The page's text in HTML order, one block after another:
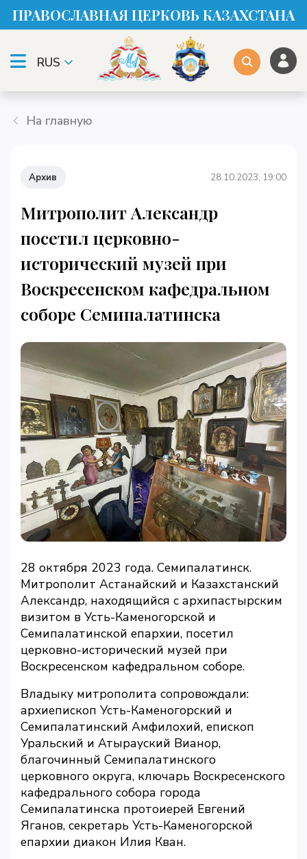
ПРАВОСЛАВНАЯ ЦЕРКОВЬ КАЗАХСТАНА
RUS
На главную
Архив 28.10.2023, 19:00
Митрополит Александр
посетил церковно-
исторический музей при
Воскресенском кафедральном
соборе Семипалатинска
28 октября 2023 года. Семипалатинск.
Митрополит Астанайский и Казахстанский
Александр, находящийся с архипастырским
визитом в Усть-Каменогорской и
Семипалатинской епархии, посетил
церковно-исторический музей при
Воскресенском кафедральном соборе.
Владыку митрополита сопровождали:
архиепископ Усть-Каменогорский и
Семипалатинский Амфилохий, епископ
Уральский и Атырауский Вианор,
благочинный Семипалатинского
церковного округа, ключарь Воскресенского
кафедрального собора города
Семипалатинска протоиерей Евгений
Яганов, секретарь Усть-Каменогорской
епархии диакон Илия Кван.